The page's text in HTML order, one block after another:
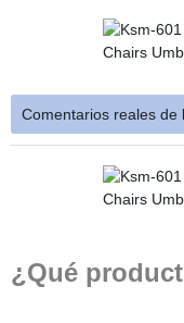
Comentarios reales de
¿Qué